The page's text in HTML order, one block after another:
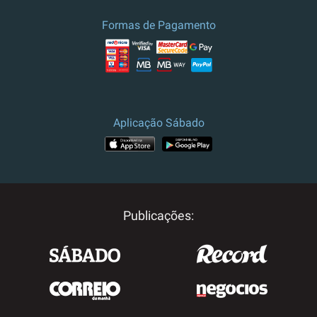
Preço e campanha válidos para
Portugal. Para outros destinos, por
favor contacte-nos.
Formas de Pagamento
Aplicação Sábado
Publicações: